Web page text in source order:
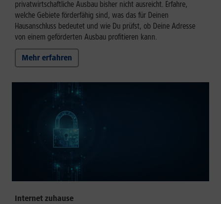
privatwirtschaftliche Ausbau bisher nicht ausreicht. Erfahre,
welche Gebiete förderfähig sind, was das für Deinen
Hausanschluss bedeutet und wie Du prüfst, ob Deine Adresse
von einem geförderten Ausbau profitieren kann.
Mehr erfahren
Internet zuhause